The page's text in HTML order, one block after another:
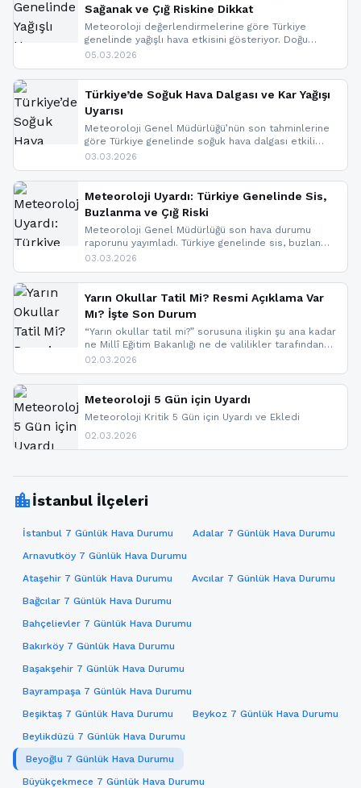
Sağanak ve Çığ Riskine Dikkat
Meteoroloji değerlendirmelerine göre Türkiye
genelinde yağışlı hava etkisini gösteriyor. Doğu
bölgelerinde kar yağışı beklenirken Marmara ve
ise çığ tehlikesi bulunuyor. İç kesimlerde sis ve pus
nedeniyle görüş mesafesinde azalma
yaşanabileceği belirtiliyor.
05.03.2026
Türkiye’de Soğuk Hava Dalgası ve Kar Yağışı
Uyarısı
Meteoroloji Genel Müdürlüğü’nün son tahminlerine
göre Türkiye genelinde soğuk hava dalgası etkili
oluyor. Birçok il için kar yağışı ve buzlanma uyarısı
03.03.2026
Meteoroloji Uyardı: Türkiye Genelinde Sis,
Buzlanma ve Çığ Riski
Meteoroloji Genel Müdürlüğü son hava durumu
raporunu yayımladı. Türkiye genelinde sis, buzlanma
ve don beklenirken Doğu Anadolu ve Doğu
yapıldı. İşte son dakika meteoroloji gelişmeleri.
03.03.2026
Yarın Okullar Tatil Mi? Resmi Açıklama Var
Mı? İşte Son Durum
“Yarın okullar tatil mi?” sorusuna ilişkin şu ana kadar
ne Millî Eğitim Bakanlığı ne de valilikler tarafından
yapılmış resmi bir tatil açıklaması bulunmamaktadır.
paylaşacağız. En hızlı şekilde haberdar olmak için
sitemizi takip edebilir ve bildirimleri açabilirsiniz.
02.03.2026
Meteoroloji 5 Gün için Uyardı
Meteoroloji Kritik 5 Gün için Uyardı ve Ekledi
02.03.2026
location_cityİstanbul İlçeleri
İstanbul 7 Günlük Hava Durumu
Adalar 7 Günlük Hava Durumu
Arnavutköy 7 Günlük Hava Durumu
Ataşehir 7 Günlük Hava Durumu
Avcılar 7 Günlük Hava Durumu
Bağcılar 7 Günlük Hava Durumu
Bahçelievler 7 Günlük Hava Durumu
Bakırköy 7 Günlük Hava Durumu
Başakşehir 7 Günlük Hava Durumu
Bayrampaşa 7 Günlük Hava Durumu
Beşiktaş 7 Günlük Hava Durumu
Beykoz 7 Günlük Hava Durumu
Beylikdüzü 7 Günlük Hava Durumu
Beyoğlu 7 Günlük Hava Durumu
Büyükçekmece 7 Günlük Hava Durumu